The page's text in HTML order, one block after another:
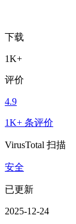
下载
1K+
评价
4.9
1K+ 条评价
VirusTotal 扫描
安全
已更新
2025-12-24